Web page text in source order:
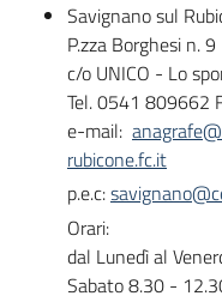
Savignano sul
P.zza Borghesi n. 9
c/o UNICO - Lo
Tel. 0541 809662
e-mail:
rubicone.fc.it
p.e.c:
Orari:
dal Lunedì al
Sabato 8.30 -